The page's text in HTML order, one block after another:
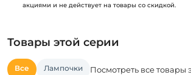
акциями и не действует на товары со скидкой.
Товары этой серии
Все Лампочки Посмотреть все товары